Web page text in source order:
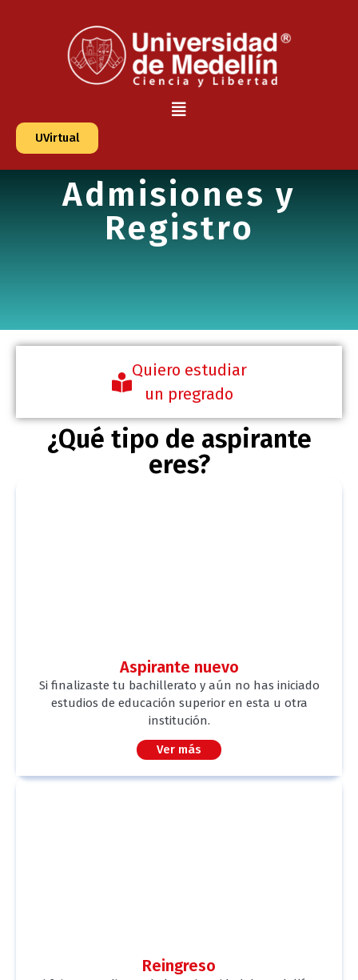
UVirtual
Admisiones y
Registro
Quiero estudiar
un pregrado
¿Qué tipo de aspirante
eres?
Aspirante nuevo
Si finalizaste tu bachillerato y aún no has iniciado
estudios de educación superior en esta u otra
institución.
Ver más
Reingreso